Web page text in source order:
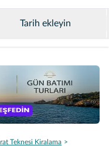
Tarih ekleyin
Teknesi Kiralama